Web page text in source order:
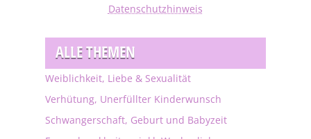
Datenschutzhinweis
ALLE THEMEN
Weiblichkeit, Liebe & Sexualität
Verhütung, Unerfüllter Kinderwunsch
Schwangerschaft, Geburt und Babyzeit